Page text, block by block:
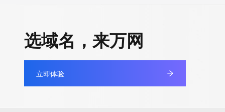
选域名，来万网
立即体验